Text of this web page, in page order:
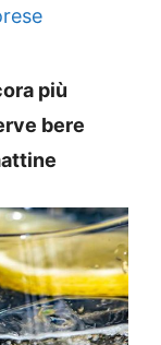
più
bere